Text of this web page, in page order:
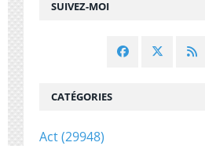
SUIVEZ-MOI
CATÉGORIES
Act(29948)